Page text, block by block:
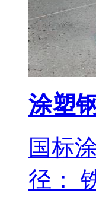
涂塑
国标
径：